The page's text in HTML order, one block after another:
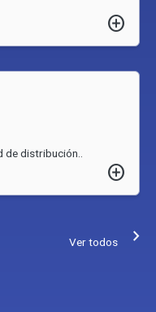
add_circle
de distribución..
add_circle
Ver todos keyboard_arrow_right